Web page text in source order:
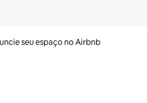
seu espaço no Airbnb